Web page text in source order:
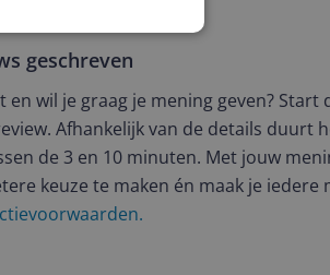
geschreven
wil je graag je mening geven? Start
Afhankelijk van de details duurt
de 3 en 10 minuten. Met jouw
keuze te maken én maak je iedere